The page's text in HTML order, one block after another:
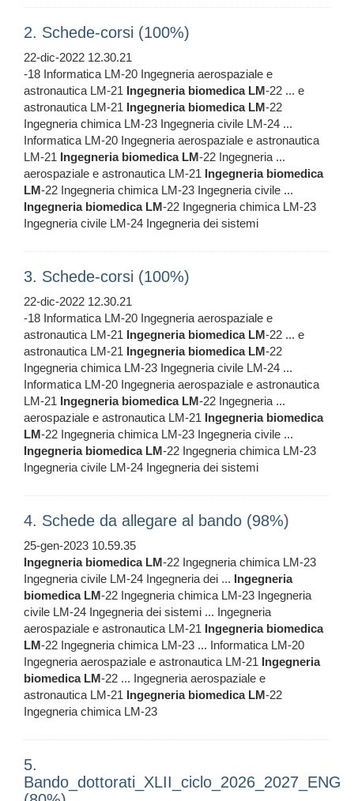
2. Schede-corsi (100%)
22-dic-2022 12.30.21
-18 Informatica LM-20 Ingegneria aerospaziale e
astronautica LM-21 Ingegneria biomedica LM-22 ... e
astronautica LM-21 Ingegneria biomedica LM-22
Ingegneria chimica LM-23 Ingegneria civile LM-24 ...
Informatica LM-20 Ingegneria aerospaziale e astronautica
LM-21 Ingegneria biomedica LM-22 Ingegneria ...
aerospaziale e astronautica LM-21 Ingegneria biomedica
LM-22 Ingegneria chimica LM-23 Ingegneria civile ...
Ingegneria biomedica LM-22 Ingegneria chimica LM-23
Ingegneria civile LM-24 Ingegneria dei sistemi
3. Schede-corsi (100%)
22-dic-2022 12.30.21
-18 Informatica LM-20 Ingegneria aerospaziale e
astronautica LM-21 Ingegneria biomedica LM-22 ... e
astronautica LM-21 Ingegneria biomedica LM-22
Ingegneria chimica LM-23 Ingegneria civile LM-24 ...
Informatica LM-20 Ingegneria aerospaziale e astronautica
LM-21 Ingegneria biomedica LM-22 Ingegneria ...
aerospaziale e astronautica LM-21 Ingegneria biomedica
LM-22 Ingegneria chimica LM-23 Ingegneria civile ...
Ingegneria biomedica LM-22 Ingegneria chimica LM-23
Ingegneria civile LM-24 Ingegneria dei sistemi
4. Schede da allegare al bando (98%)
25-gen-2023 10.59.35
Ingegneria biomedica LM-22 Ingegneria chimica LM-23
Ingegneria civile LM-24 Ingegneria dei ... Ingegneria
biomedica LM-22 Ingegneria chimica LM-23 Ingegneria
civile LM-24 Ingegneria dei sistemi ... Ingegneria
aerospaziale e astronautica LM-21 Ingegneria biomedica
LM-22 Ingegneria chimica LM-23 ... Informatica LM-20
Ingegneria aerospaziale e astronautica LM-21 Ingegneria
biomedica LM-22 ... Ingegneria aerospaziale e
astronautica LM-21 Ingegneria biomedica LM-22
Ingegneria chimica LM-23
5.
Bando_dottorati_XLII_ciclo_2026_2027_ENG